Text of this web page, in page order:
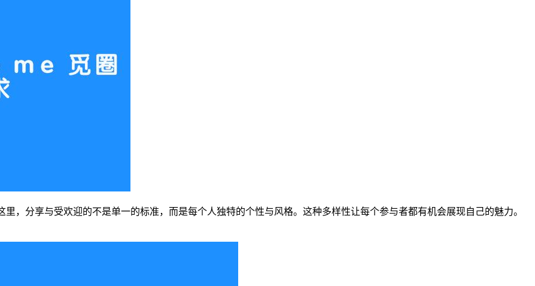
，分享与受欢迎的不是单一的标准，而是每个人独特的个性与风格。这种多样性让每个参与者都有机会展现自己的魅力。